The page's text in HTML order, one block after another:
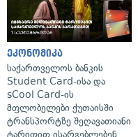
ეკონომიკა
საქართველოს ბანკის
Student Card-ისა და
sCool Card-ის
მფლობელები ქუთაისში
ტრანსპორტზე შეღავათიანი
ტარიფით ისარგებლებენ